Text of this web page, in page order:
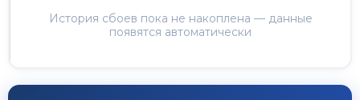
История сбоев пока не накоплена — данные
появятся автоматически